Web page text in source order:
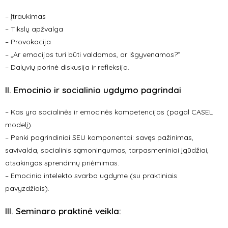
– Įtraukimas
– Tikslų apžvalga
– Provokacija
– „Ar emocijos turi būti valdomos, ar išgyvenamos?”
– Dalyvių porinė diskusija ir refleksija.
II. Emocinio ir socialinio ugdymo pagrindai
– Kas yra socialinės ir emocinės kompetencijos (pagal CASEL
modelį).
– Penki pagrindiniai SEU komponentai: savęs pažinimas,
savivalda, socialinis sąmoningumas, tarpasmeniniai įgūdžiai,
atsakingas sprendimų priėmimas.
– Emocinio intelekto svarba ugdyme (su praktiniais
pavyzdžiais).
III. Seminaro praktinė veikla: